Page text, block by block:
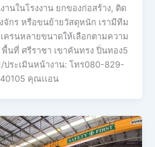
านในโรงงาน ยกของก่อสร้าง, ติด
จักร หรือขนย้ายวัสดุหนัก เรามีทีม
ครนหลายขนาดให้เลือกตามความ
นที่ ศรีราชา เขาคันทรง ปิ่นทอง5
ประเมินหน้างาน: โทร080-829-
คุณเเอน